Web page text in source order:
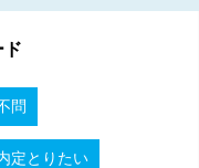
ド
問
定とりたい